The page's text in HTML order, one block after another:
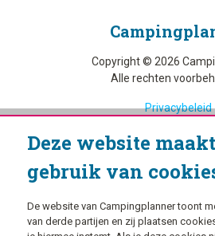
Copyright © 2026
Alle rechten
Privacybeleid
Deze website maakt
gebruik van
De website van Campingplanner toont
van derde partijen en zij plaatsen